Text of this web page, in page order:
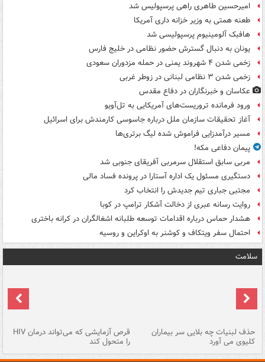
امیرحسین طاهری راهی پرسپولیس شد
طعنه همتی به وزیر خزانه داری آمریکا
هافبک آلومینیوم پرسپولیسی شد
یونان به دنبال گسترش حضور نظامی در خلیج فارس
زخمی شدن ۴ شهروند یمنی در حمله مزدوران سعودی
زخمی شدن ۳ نظامی لبنانی در زوطر غربی
عکاسان و خبرنگاران در دفاع مقدس
ورود فرمانده تروریست‌های آمریکایی به تل‌آویو
آغاز تحقیقات سازمان ملل درباره جاسوسی کارمندش برای اسرائیل
مسیر درآمدزایی فراموش شده لیگ برتری‌ها
پیمان دفاعی مکه!
مربی سابق استقلال سرمربی آفریقای جنوبی شد
دستگیری مسئول یک اداره آستارا در پرونده فساد مالی
مجتبی جباری تیم جدیدش را انتخاب کرد
روایت رسانه عبری از دخالت آشکار ترامپ در کوبا
هشدار حماس درباره اقدامات توسعه طلبانه اشغالگران در کرانه باختری
احتمال سفر ویتکاف و کوشنر به اوکراین و روسیه
سلامت
حذف لبنیات چه بلایی سر بیماران
کلیوی می آورد
قرص آزمایشی که می‌تواند درمان HIV
را متحول کند